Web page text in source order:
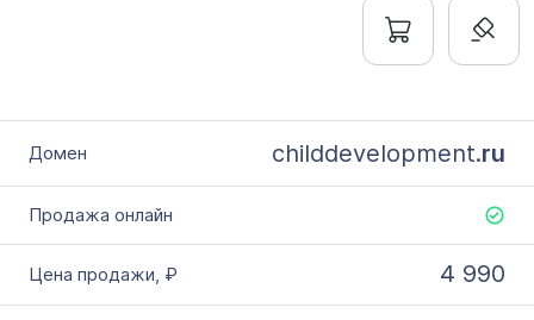
childdevelopment.ru
4 990